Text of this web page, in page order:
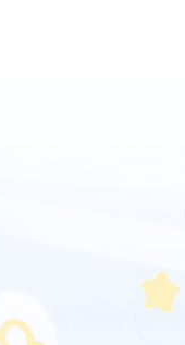
码，避免手动创建大量
装，Kuri 的集成都非常简
编码体验，那么 Kuri
动刷新成为历史！
家的自动化脚本使用指南
指南：让暗黑破坏神2重
家效率助手